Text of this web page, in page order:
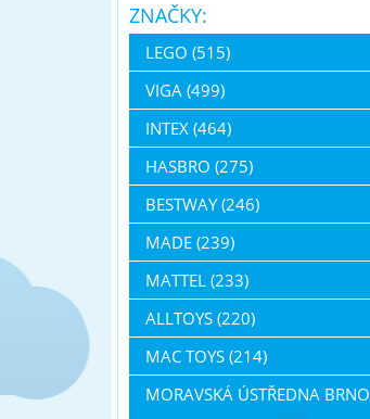
ZNAČKY:
LEGO (515)
VIGA (499)
INTEX (464)
HASBRO (275)
BESTWAY (246)
MADE (239)
MATTEL (233)
ALLTOYS (220)
MAC TOYS (214)
MORAVSKÁ ÚSTŘEDNA BRNO